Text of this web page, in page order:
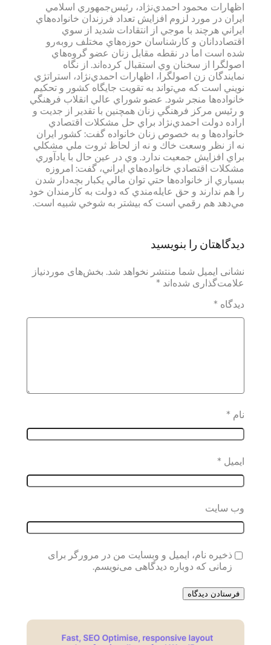
اظهارات‌ محمود احمدي‌نژاد، رئيس‌جمهوري‌ اسلامي‌
ايران‌ در مورد لزوم‌ افزايش‌ تعداد فرزندان‌ خانواده‌هاي‌
ايراني‌ هرچند با موجي‌ از انتقادات‌ شديد از سوي‌
اقتصاددانان‌ و كارشناسان‌ حوزه‌هاي‌ مختلف‌ روبه‌رو
شده‌ است‌ اما در نقطه‌ مقابل‌ زنان‌ عضو گروه‌هاي‌
اصولگرا از سخنان‌ وي‌ استقبال‌ كرده‌اند. از نگاه‌
نمايندگان‌ زن‌ اصولگرا، اظهارات‌ احمدي‌نژاد، استراتژي‌
نويني‌ است‌ كه‌ مي‌تواند به‌ تقويت‌ جايگاه‌ كشور و تحكيم‌
خانواده‌ها منجر شود. عضو شوراي عالي‌ انقلاب‌ فرهنگي‌
و رئيس‌ مركز فرهنگي‌ زنان‌ همچنين‌ با تقدير از جديت‌ و
اراده‌ دولت‌ احمدي‌نژاد براي‌ حل‌ مشكلات‌ اقتصادي‌
خانواده‌ها و به‌ خصوص‌ زنان‌ خانواده‌ گفت‌: كشور ايران‌
نه‌ از نظر وسعت‌ خاك‌ و نه‌ از لحاظ‌ ثروت‌ ملي‌ مشكلي‌
براي‌ افزايش‌ جمعيت‌ ندارد. وي‌ در عين‌ حال‌ با يادآوري‌
مشكلات‌ اقتصادي‌ خانواده‌هاي‌ ايراني‌، گفت‌: امروزه‌
بسياري‌ از خانواده‌ها حتي‌ توان‌ مالي‌ يكبار بچه‌دار شدن‌
را هم‌ ندارند و حق‌ عايله‌مندي‌ كه‌ دولت‌ به‌ كارمندان‌ خود
مي‌دهد هم‌ رقمي‌ است‌ كه‌ بيشتر به‌ شوخي‌ شبيه‌ است‌.
دیدگاهتان را بنویسید
نشانی ایمیل شما منتشر نخواهد شد. بخش‌های موردنیاز
علامت‌گذاری شده‌اند *
دیدگاه *
نام *
ایمیل *
وب‌ سایت
ذخیره نام، ایمیل و وبسایت من در مرورگر برای
زمانی که دوباره دیدگاهی می‌نویسم.